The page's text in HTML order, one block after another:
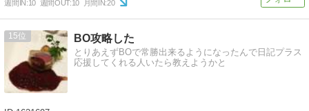
週間IN:10 週間OUT:10 月間IN:20
15 BO攻略した
とりあえずBOで常勝出来るようになったんで日記プラス
応援してくれる人いたら教えようかと